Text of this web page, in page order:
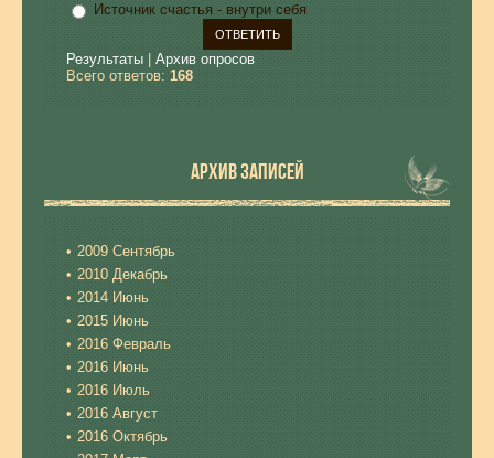
Источник счастья - внутри себя
Результаты
Архив опросов
Всего ответов: 168
АРХИВ ЗАПИСЕЙ
2009 Сентябрь
2010 Декабрь
2014 Июнь
2015 Июнь
2016 Февраль
2016 Июнь
2016 Июль
2016 Август
2016 Октябрь